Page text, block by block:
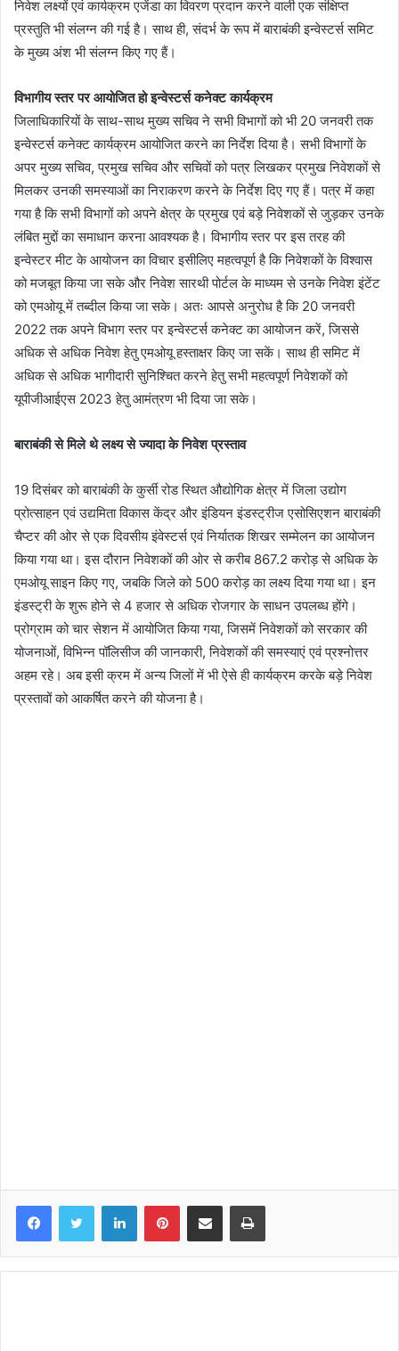
निवेश लक्ष्यों एवं कार्यक्रम एजेंडा का विवरण प्रदान करने वाली एक संक्षिप्त
प्रस्तुति भी संलग्न की गई है। साथ ही, संदर्भ के रूप में बाराबंकी इन्वेस्टर्स समिट
के मुख्य अंश भी संलग्न किए गए हैं।
विभागीय स्तर पर आयोजित हो इन्वेस्टर्स कनेक्ट कार्यक्रम
जिलाधिकारियों के साथ-साथ मुख्य सचिव ने सभी विभागों को भी 20 जनवरी तक
इन्वेस्टर्स कनेक्ट कार्यक्रम आयोजित करने का निर्देश दिया है। सभी विभागों के
अपर मुख्य सचिव, प्रमुख सचिव और सचिवों को पत्र लिखकर प्रमुख निवेशकों से
मिलकर उनकी समस्याओं का निराकरण करने के निर्देश दिए गए हैं। पत्र में कहा
गया है कि सभी विभागों को अपने क्षेत्र के प्रमुख एवं बड़े निवेशकों से जुड़कर उनके
लंबित मुद्दों का समाधान करना आवश्यक है। विभागीय स्तर पर इस तरह की
इन्वेस्टर मीट के आयोजन का विचार इसीलिए महत्वपूर्ण है कि निवेशकों के विश्वास
को मजबूत किया जा सके और निवेश सारथी पोर्टल के माध्यम से उनके निवेश इंटेंट
को एमओयू में तब्दील किया जा सके। अतः आपसे अनुरोध है कि 20 जनवरी
2022 तक अपने विभाग स्तर पर इन्वेस्टर्स कनेक्ट का आयोजन करें, जिससे
अधिक से अधिक निवेश हेतु एमओयू हस्ताक्षर किए जा सकें। साथ ही समिट में
अधिक से अधिक भागीदारी सुनिश्चित करने हेतु सभी महत्वपूर्ण निवेशकों को
यूपीजीआईएस 2023 हेतु आमंत्रण भी दिया जा सके।
बाराबंकी से मिले थे लक्ष्य से ज्यादा के निवेश प्रस्ताव
19 दिसंबर को बाराबंकी के कुर्सी रोड स्थित औद्योगिक क्षेत्र में जिला उद्योग
प्रोत्साहन एवं उद्यमिता विकास केंद्र और इंडियन इंडस्ट्रीज एसोसिएशन बाराबंकी
चैप्टर की ओर से एक दिवसीय इंवेस्टर्स एवं निर्यातक शिखर सम्मेलन का आयोजन
किया गया था। इस दौरान निवेशकों की ओर से करीब 867.2 करोड़ से अधिक के
एमओयू साइन किए गए, जबकि जिले को 500 करोड़ का लक्ष्य दिया गया था। इन
इंडस्ट्री के शुरू होने से 4 हजार से अधिक रोजगार के साधन उपलब्ध होंगे।
प्रोग्राम को चार सेशन में आयोजित किया गया, जिसमें निवेशकों को सरकार की
योजनाओं, विभिन्न पॉलिसीज की जानकारी, निवेशकों की समस्याएं एवं प्रश्नोत्तर
अहम रहे। अब इसी क्रम में अन्य जिलों में भी ऐसे ही कार्यक्रम करके बड़े निवेश
प्रस्तावों को आकर्षित करने की योजना है।